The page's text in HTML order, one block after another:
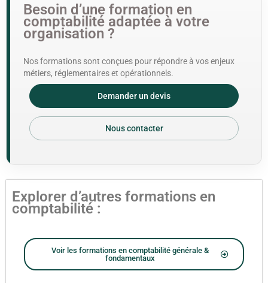
Besoin d’une formation en
comptabilité adaptée à votre
organisation ?
Nos formations sont conçues pour répondre à vos enjeux
métiers, réglementaires et opérationnels.
Demander un devis
Nous contacter
Explorer d’autres formations en
comptabilité :
Voir les formations en comptabilité générale &
fondamentaux